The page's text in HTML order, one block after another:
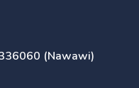
(Nawawi)